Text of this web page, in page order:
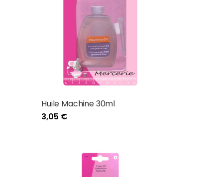
Huile Machine 30ml
3,05 €